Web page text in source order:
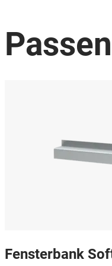
Fensterbank